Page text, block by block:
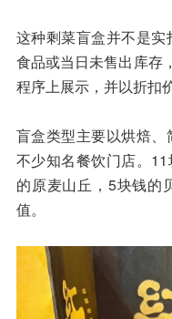
这种剩菜盲盒并不是
食品或当日未售出库存
程序上展示，并以折扣
盲盒类型主要以烘焙
不少知名餐饮门店。
的原麦山丘，5块钱的
值。